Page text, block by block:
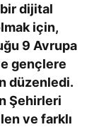
bir dijital
için,
9 Avrupa
gençlere
düzenledi.
Şehirleri
ve farklı